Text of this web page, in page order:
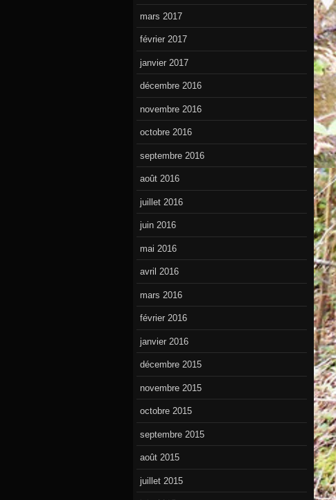
mars 2017
février 2017
janvier 2017
décembre 2016
novembre 2016
octobre 2016
septembre 2016
août 2016
juillet 2016
juin 2016
mai 2016
avril 2016
mars 2016
février 2016
janvier 2016
décembre 2015
novembre 2015
octobre 2015
septembre 2015
août 2015
juillet 2015